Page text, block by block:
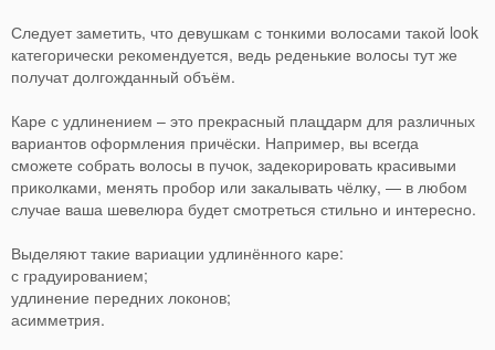
Следует заметить, что девушкам с тонкими волосами такой look
категорически рекомендуется, ведь реденькие волосы тут же
получат долгожданный объём.
Каре с удлинением – это прекрасный плацдарм для различных
вариантов оформления причёски. Например, вы всегда
сможете собрать волосы в пучок, задекорировать красивыми
приколками, менять пробор или закалывать чёлку, — в любом
случае ваша шевелюра будет смотреться стильно и интересно.
Выделяют такие вариации удлинённого каре:
с градуированием;
удлинение передних локонов;
асимметрия.